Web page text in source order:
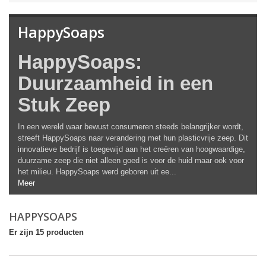
HappySoaps
HappySoaps:
Duurzaamheid in een
Stuk Zeep
In een wereld waar bewust consumeren steeds belangrijker wordt,
streeft HappySoaps naar verandering met hun plasticvrije zeep. Dit
innovatieve bedrijf is toegewijd aan het creëren van hoogwaardige,
duurzame zeep die niet alleen goed is voor de huid maar ook voor
het milieu. HappySoaps werd geboren uit ee...
Meer
HAPPYSOAPS
Er zijn 15 producten